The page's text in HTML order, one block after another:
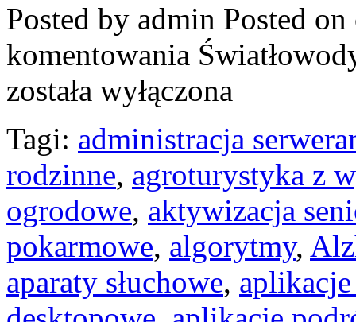
Posted by admin Posted
komentowania
została wyłączona
Tagi: administracja
rodzinne, agroturystyka z
ogrodowe, aktywizacja
pokarmowe, algorytmy,
aparaty słuchowe,